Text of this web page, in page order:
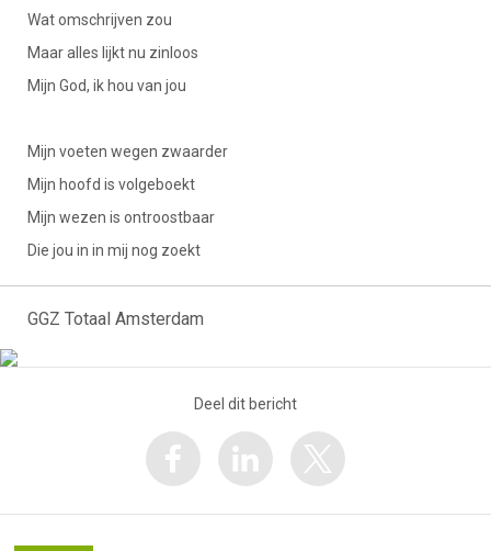
Wat omschrijven zou
Maar alles lijkt nu zinloos
Mijn God, ik hou van jou
Mijn voeten wegen zwaarder
Mijn hoofd is volgeboekt
Mijn wezen is ontroostbaar
Die jou in in mij nog zoekt
GGZ Totaal Amsterdam
Deel dit bericht